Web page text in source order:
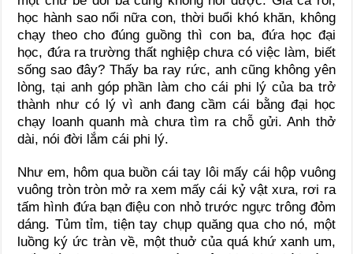
học hành sao nổi nữa con, thời buổi khó khăn, không
chạy theo cho đúng guồng thì con ba, đứa học đại
học, đứa ra trường thất nghiệp chưa có việc làm, biết
sống sao đây? Thấy ba ray rức, anh cũng không yên
lòng, tại anh góp phần làm cho cái phi lý của ba trở
thành như có lý vì anh đang cầm cái bằng đại học
chạy loanh quanh mà chưa tìm ra chỗ gửi. Anh thở
dài, nói đời lắm cái phi lý.
Như em, hôm qua buồn cái tay lôi mấy cái hộp vuông
vuông tròn tròn mở ra xem mấy cái kỷ vật xưa, rơi ra
tấm hình đứa bạn điệu con nhỏ trước ngực trông đỏm
dáng. Tủm tỉm, tiện tay chụp quăng qua cho nó, một
luồng ký ức tràn về, một thuở của quá khứ xanh um,